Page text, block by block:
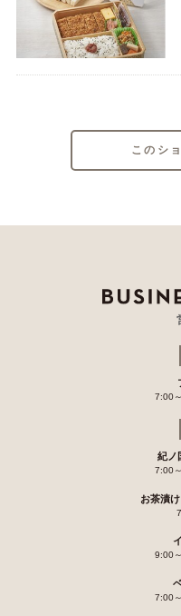
このシ
7:00
紀ノ
7:00
お茶漬
9:00
7:00